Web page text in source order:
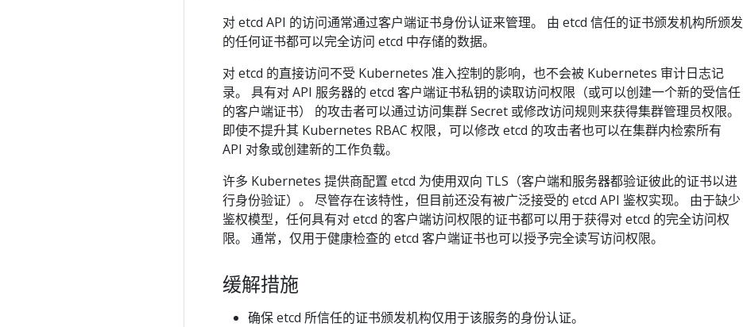
对 etcd API 的访问通常通过客户端证书身份认证来管理。 由 etcd 信任的证书颁发机构所颁发
的任何证书都可以完全访问 etcd 中存储的数据。
对 etcd 的直接访问不受 Kubernetes 准入控制的影响，也不会被 Kubernetes 审计日志记
录。 具有对 API 服务器的 etcd 客户端证书私钥的读取访问权限（或可以创建一个新的受信任
的客户端证书） 的攻击者可以通过访问集群 Secret 或修改访问规则来获得集群管理员权限。
即使不提升其 Kubernetes RBAC 权限，可以修改 etcd 的攻击者也可以在集群内检索所有
API 对象或创建新的工作负载。
许多 Kubernetes 提供商配置 etcd 为使用双向 TLS（客户端和服务器都验证彼此的证书以进
行身份验证）。 尽管存在该特性，但目前还没有被广泛接受的 etcd API 鉴权实现。 由于缺少
鉴权模型，任何具有对 etcd 的客户端访问权限的证书都可以用于获得对 etcd 的完全访问权
限。 通常，仅用于健康检查的 etcd 客户端证书也可以授予完全读写访问权限。
缓解措施
确保 etcd 所信任的证书颁发机构仅用于该服务的身份认证。